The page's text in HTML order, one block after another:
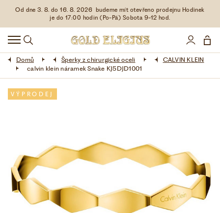
Od dne 3. 8. do 16. 8. 2026 budeme mít otevřeno prodejnu Hodinek
je do 17:00 hodin (Po-Pá) Sobota 9-12 hod.
HODINKY
DOPLŇKY
ŠPERKY
AKCE
LÁSKA ❤
VŠE O NÁKUPU
KONTAKT
Domů Šperky z chirurgické oceli
CALVIN KLEIN
calvin klein náramek Snake KJ5DJD1001
VÝPRODEJ